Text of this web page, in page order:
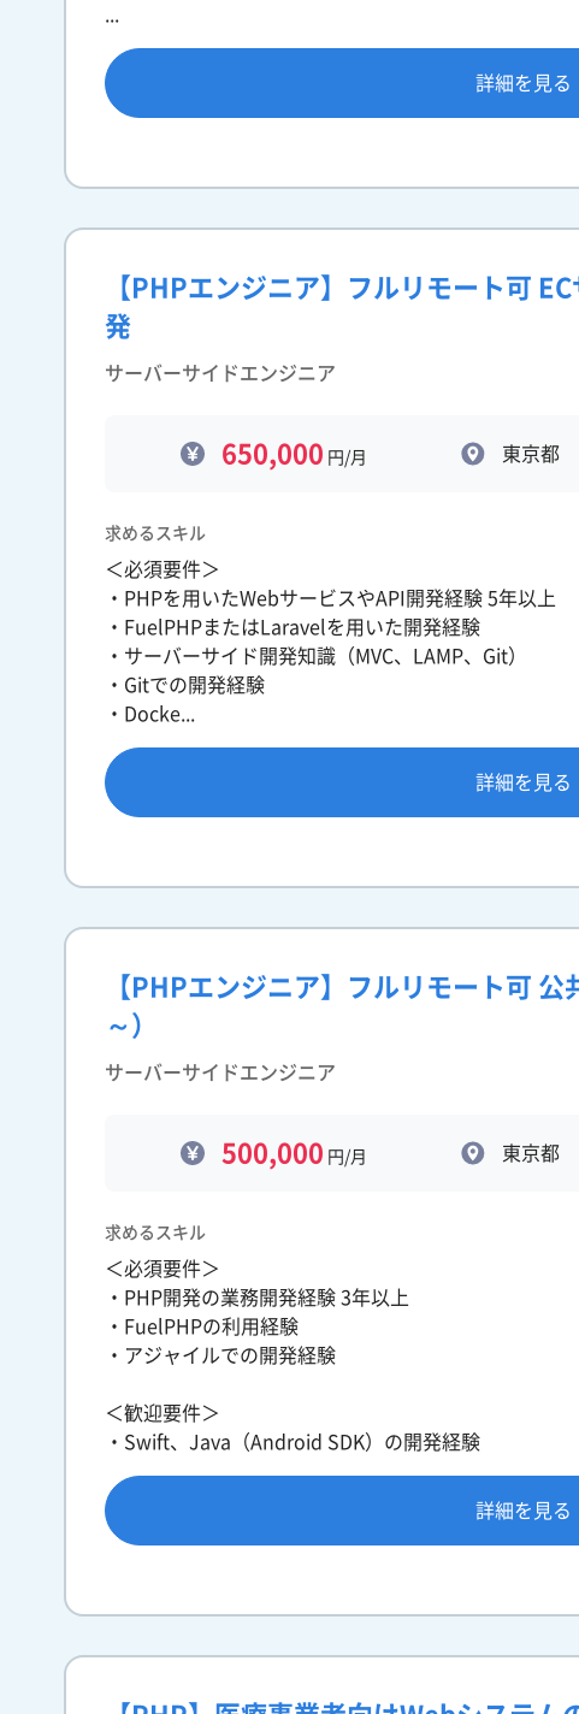
詳細を見る
【PHPエンジニア】フルリモート可
発
サーバーサイドエンジニア
650,000 円/月 東京都
求めるスキル
＜必須要件＞
・PHPを用いたWebサービスやAPI開発経験 5年以上
・FuelPHPまたはLaravelを用いた開発経験
・サーバーサイド開発知識（MVC、LAMP、Git）
・Gitでの開発経験
・Docke...
詳細を見る
【PHPエンジニア】フルリモート可
～）
サーバーサイドエンジニア
500,000 円/月 東京都
求めるスキル
＜必須要件＞
・PHP開発の業務開発経験 3年以上
・FuelPHPの利用経験
・アジャイルでの開発経験
＜歓迎要件＞
・Swift、Java（Android SDK）の開発経験
詳細を見る